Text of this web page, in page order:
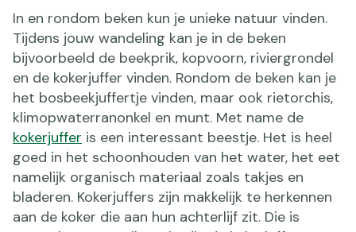
In en rondom beken kun je unieke natuur vinden.
Tijdens jouw wandeling kan je in de beken
bijvoorbeeld de beekprik, kopvoorn, riviergrondel
en de kokerjuffer vinden. Rondom de beken kan je
het bosbeekjuffertje vinden, maar ook rietorchis,
klimopwaterranonkel en munt. Met name de
kokerjuffer is een interessant beestje. Het is heel
goed in het schoonhouden van het water, het eet
namelijk organisch materiaal zoals takjes en
bladeren. Kokerjuffers zijn makkelijk te herkennen
aan de koker die aan hun achterlijf zit. Die is